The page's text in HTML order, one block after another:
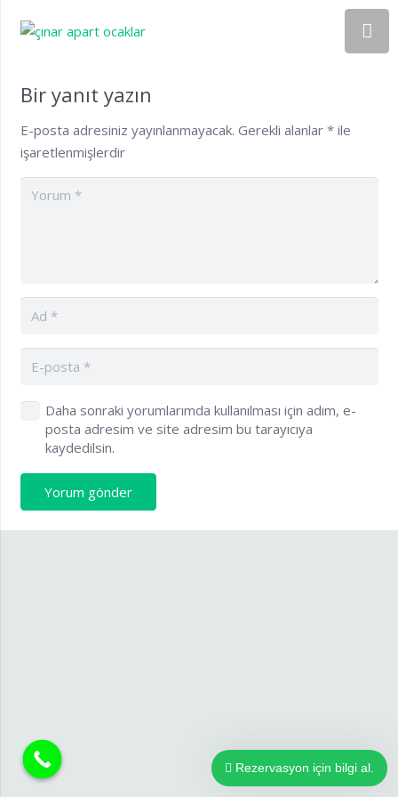
Bir yanıt yazın
E-posta adresiniz yayınlanmayacak. Gerekli alanlar *ile
işaretlenmişlerdir
Daha sonraki yorumlarımda kullanılması için adım, e-
posta adresim ve site adresim bu tarayıcıya
kaydedilsin.
Yorum gönder
Rezervasyon için bilgi al.